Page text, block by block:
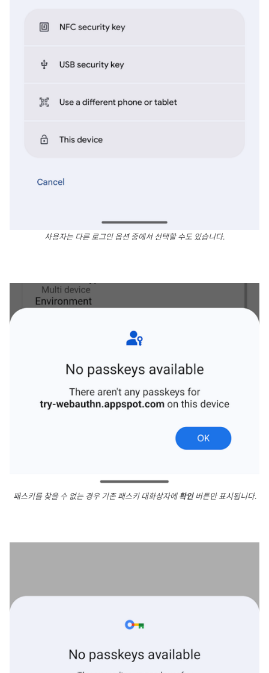
사용자는 다른 로그인 옵션 중에서 선택할 수도 있습니다.
패스키를 찾을 수 없는 경우 기존 패스키 대화상자에확인버튼만 표시됩니다.